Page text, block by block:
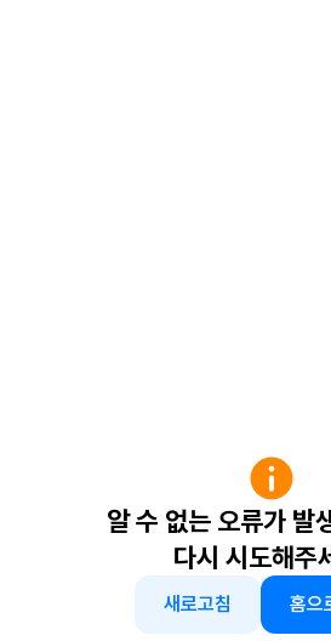
알 수 없는 오류가 발
다시 시도해주
새로고침 홈으